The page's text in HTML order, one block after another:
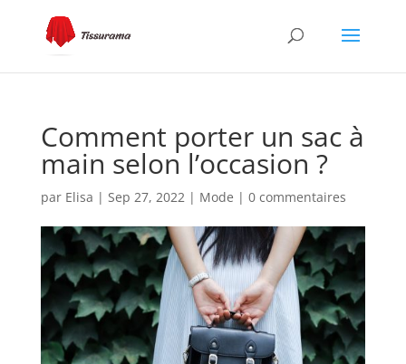
Comment porter un sac à
main selon l’occasion ?
par Elisa | Sep 27, 2022| Mode | 0 commentaires